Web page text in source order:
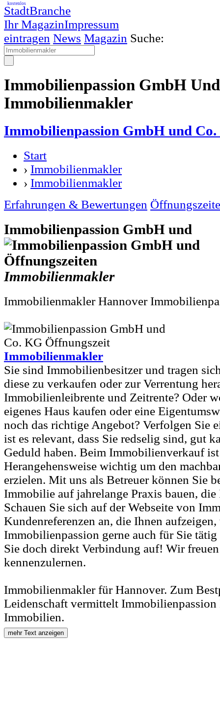
StadtBranche
Ihr MagazinImpressum
kostenlos
eintragen News Magazin Suche:
Immobilienpassion GmbH
Immobilienmakler
Immobilienpassion GmbH und
Start
› Immobilienmakler
› Immobilienmakler
Erfahrungen & Bewertungen
Immobilienpassion GmbH und
Immobilienmakler
Immobilienmakler Hannover
Immobilienmakler
Sie sind Immobilienbesitzer und tragen
diese zu verkaufen oder zur Verrentung
Immobilienleibrente und Zeitrente? Oder
eigenes Haus kaufen oder eine
noch das richtige Angebot? Verfolgen Sie
ist es relevant, dass Sie redselig sind, gut
Geduld haben. Beim Immobilienverkauf
Herangehensweise wichtig um den
erzielen. Mit uns als Betreuer können Sie
Immobilie auf jahrelange Praxis bauen,
Schauen Sie sich auf der Webseite von
Kundenreferenzen an, die Ihnen
Immobilienpassion gerne auch für Sie
Sie doch direkt Verbindung auf! Wir
kennenzulernen.
Immobilienmakler für Hannover. Zum
Leidenschaft vermittelt Immobilienpassion
Immobilien.
mehr Text anzeigen